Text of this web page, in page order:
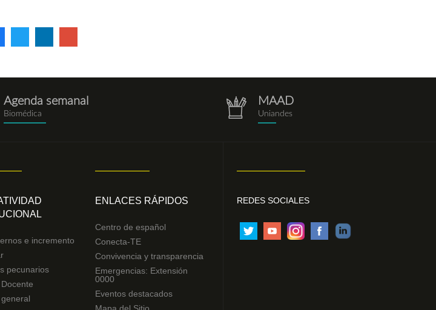
Agenda semanal
Biomédica repositorio.png
MAAD
Uniandes
e incremento
pecunarios
ENLACES RÁPIDOS
Centro de español
Conecta-TE
Convivencia y transparencia
Emergencias: Extensión
0000
Eventos destacados
Mapa del Sitio
REDES SOCIALES